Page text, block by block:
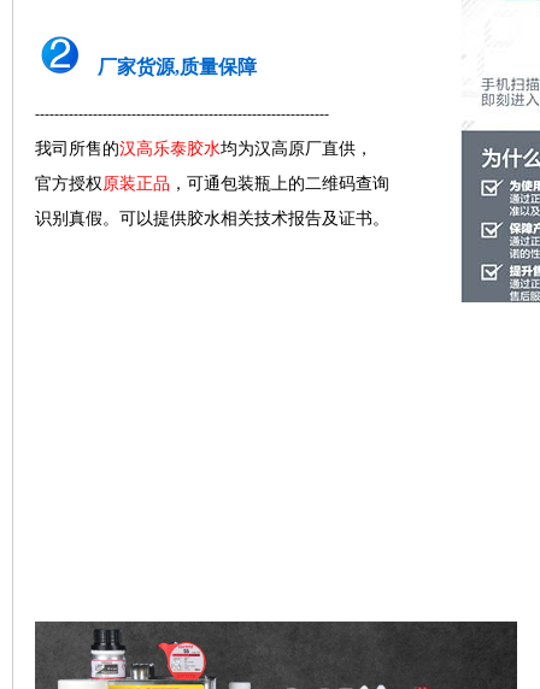
厂家货源,质量保障
-------------------------------------------------------------
我司所售的汉高乐泰胶水均为汉高原厂直供，
官方授权原装正品 ，可通包装瓶上的二维码查询
识别真假。可以提供胶水相关技术报告及证书。